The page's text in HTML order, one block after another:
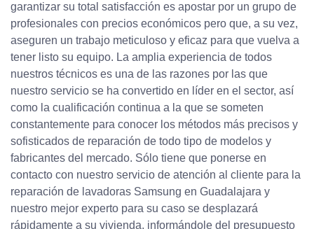
garantizar su total satisfacción es apostar por un grupo de
profesionales con precios económicos pero que, a su vez,
aseguren un trabajo meticuloso y eficaz para que vuelva a
tener listo su equipo. La amplia experiencia de todos
nuestros técnicos es una de las razones por las que
nuestro servicio se ha convertido en líder en el sector, así
como la cualificación continua a la que se someten
constantemente para conocer los métodos más precisos y
sofisticados de reparación de todo tipo de modelos y
fabricantes del mercado. Sólo tiene que ponerse en
contacto con nuestro servicio de atención al cliente para la
reparación de lavadoras Samsung en Guadalajara y
nuestro mejor experto para su caso se desplazará
rápidamente a su vivienda, informándole del presupuesto